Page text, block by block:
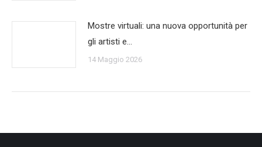
Mostre virtuali: una nuova opportunità per
gli artisti e…
14 Maggio 2026